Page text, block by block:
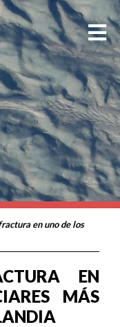
en uno de los
EN
MÁS